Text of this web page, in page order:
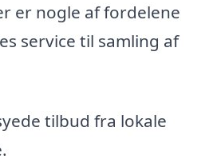
er nogle af fordelene
service til samling af
tilbud fra lokale